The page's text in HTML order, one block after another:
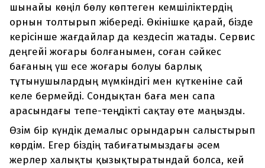
шынайы көңіл бөлу көптеген кемшіліктердің
орнын толтырып жібереді. Өкінішке қарай, бізде
керісінше жағдайлар да кездесіп жатады. Сервис
деңгейі жоғары болғанымен, соған сәйкес
бағаның үш есе жоғары болуы барлық
тұтынушылардың мүмкіндігі мен күткеніне сай
келе бермейді. Сондықтан баға мен сапа
арасындағы тепе-теңдікті сақтау өте маңызды.
Өзім бір күндік демалыс орындарын салыстырып
көрдім. Егер біздің табиғатымыздағы әсем
жерлер халықты қызықтыратындай болса, кей